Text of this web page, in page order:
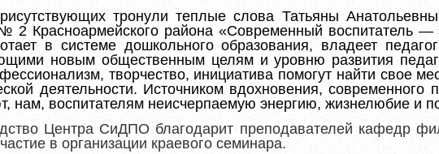
тронули теплые слова Татьяны
Красноармейского района «Современный воспитатель —
в системе дошкольного образования, владеет
новым общественным целям и уровню развития
творчество, инициатива помогут найти свое
деятельности. Источником вдохновения, современного
нам, воспитателям неисчерпаемую энергию, жизнелюбие и
Центра СиДПО благодарит преподавателей кафедр
в организации краевого семинара.